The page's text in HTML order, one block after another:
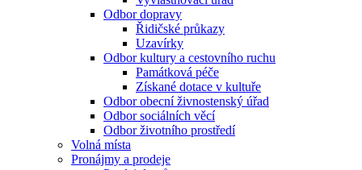
Odbor dopravy
Řidičské průkazy
Uzavírky
Odbor kultury a cestovního ruchu
Památková péče
Získané dotace v kultuře
Odbor obecní živnostenský úřad
Odbor sociálních věcí
Odbor životního prostředí
Volná místa
Pronájmy a prodeje